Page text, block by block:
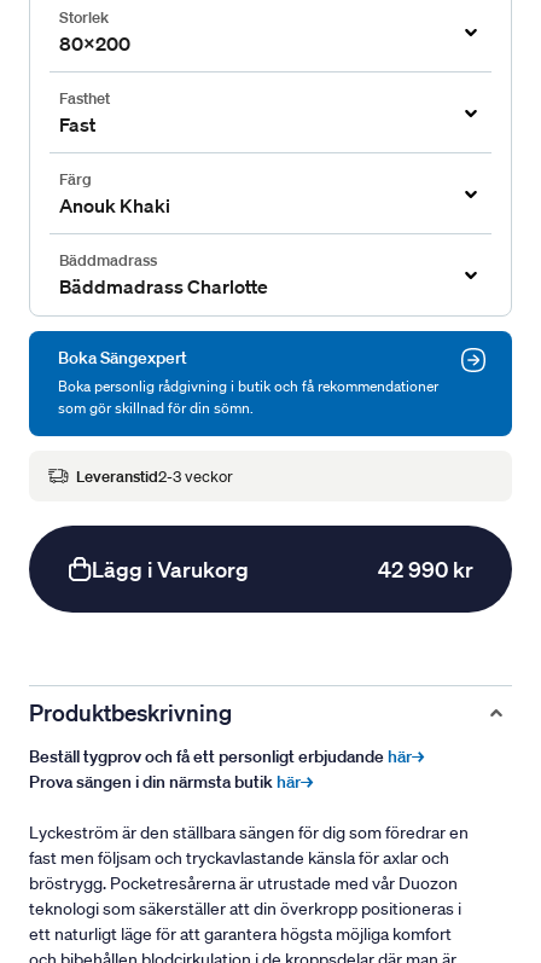
Storlek
80x200
Fasthet
Fast
Färg
Anouk Khaki
Bäddmadrass
Bäddmadrass Charlotte
Boka Sängexpert
Boka personlig rådgivning i butik och få rekommendationer
som gör skillnad för din sömn.
Leveranstid2-3 veckor
Lägg i Varukorg 42 990 kr
Produktbeskrivning
Beställ tygprov och få ett personligt erbjudandehär→
Prova sängen i din närmsta butikhär→
Lyckeström är den ställbara sängen för dig som föredrar en
fast men följsam och tryckavlastande känsla för axlar och
bröstrygg. Pocketresårerna är utrustade med vår Duozon
teknologi som säkerställer att din överkropp positioneras i
ett naturligt läge för att garantera högsta möjliga komfort